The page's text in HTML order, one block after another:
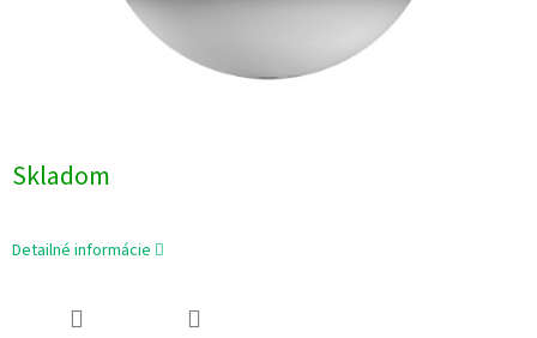
Skladom
Detailné informácie